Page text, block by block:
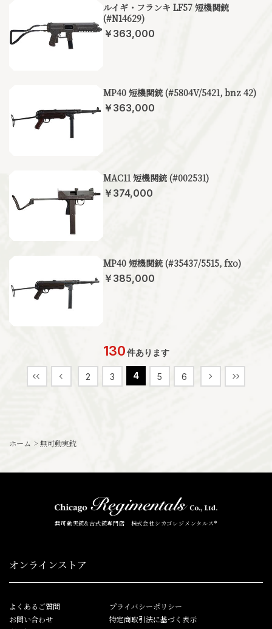
ルイギ・フランキ LF57 短機関銃
(#N14629)
￥363,000
MP40 短機関銃 (#5804V/5421, bnz 42)
￥363,000
MAC11 短機関銃 (#002531)
￥374,000
MP40 短機関銃 (#35437/5515, fxo)
￥385,000
130件あります
2 3 4 5 6
ホーム > 無可動実銃
無可動実銃&古式銃専門店 株式会社シカゴレジメンタルス®
オンラインストア
よくあるご質問
お問い合わせ
プライバシーポリシー
特定商取引法に基づく表示